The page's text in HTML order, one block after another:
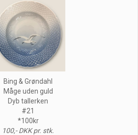
Bing & Grøndahl
Måge uden guld
Dyb tallerken
#21
*100kr
100,- DKK pr. stk.